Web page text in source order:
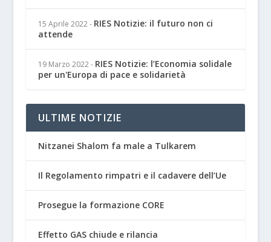
15 Aprile 2022 - RIES Notizie: il futuro non ci
attende
19 Marzo 2022 - RIES Notizie: l’Economia solidale
per un'Europa di pace e solidarietà
ULTIME NOTIZIE
Nitzanei Shalom fa male a Tulkarem
Il Regolamento rimpatri e il cadavere dell’Ue
Prosegue la formazione CORE
Effetto GAS chiude e rilancia